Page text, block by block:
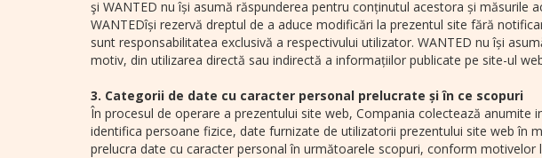
şi WANTED nu își asumă răspunderea pentru conținutul acestora și măsurile
WANTEDîși rezervă dreptul de a aduce modificări la prezentul site fără
sunt responsabilitatea exclusivă a respectivului utilizator. WANTED nu își
motiv, din utilizarea directă sau indirectă a informațiilor publicate pe site-ul
3. Categorii de date cu caracter personal prelucrate și în ce scopuri
În procesul de operare a prezentului site web, Compania colectează
identifica persoane fizice, date furnizate de utilizatorii prezentului site web în
prelucra date cu caracter personal în următoarele scopuri, conform